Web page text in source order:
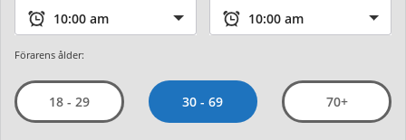
Förarens ålder:
18 - 29 30 - 69 70+